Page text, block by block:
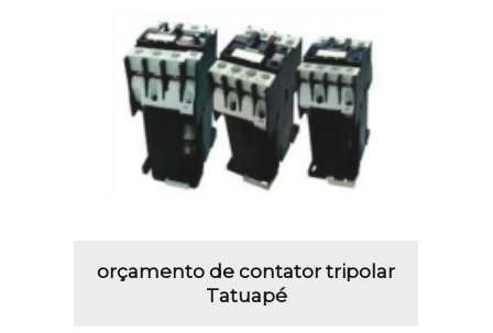
orçamento de contator tripolar
Tatuapé